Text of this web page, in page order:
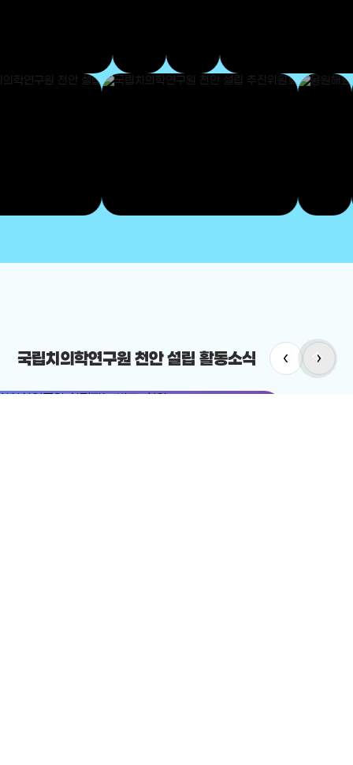
국립치의학연구원 천안 설립 활동소식 ‹ ›
arrow_upward